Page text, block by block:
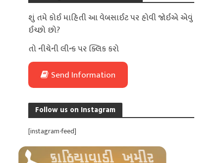
શું તમે કોઈ માહિતી આ વેબસાઈટ પર હોવી જોઈએ એવું
ઈચ્છો છો?
તો નીચેની લીન્ક પર ક્લિક કરો
Send Information
Follow us on Instagram
[instagram-feed]